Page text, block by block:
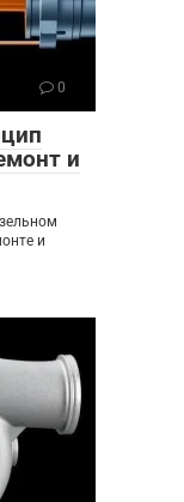
0
и
и